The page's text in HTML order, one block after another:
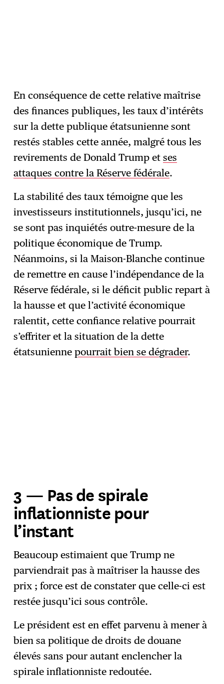
En conséquence de cette relative maîtrise
des finances publiques, les taux d’intérêts
sur la dette publique étatsunienne sont
restés stables cette année, malgré tous les
revirements de Donald Trump etses
attaques contre la Réserve fédérale.
La stabilité des taux témoigne que les
investisseurs institutionnels, jusqu’ici, ne
se sont pas inquiétés outre-mesure de la
politique économique de Trump.
Néanmoins, si la Maison-Blanche continue
de remettre en cause l’indépendance de la
Réserve fédérale, si le déficit public repart à
la hausse et que l’activité économique
ralentit, cette confiance relative pourrait
s’effriter et la situation de la dette
étatsuniennepourrait bien se dégrader.
3 — Pas de spirale
inflationniste pour
l’instant
Beaucoup estimaient que Trump ne
parviendrait pas à maîtriser la hausse des
prix ; force est de constater que celle-ci est
restée jusqu’ici sous contrôle.
Le président est en effet parvenu à mener à
bien sa politique de droits de douane
élevés sans pour autant enclencher la
spirale inflationniste redoutée.